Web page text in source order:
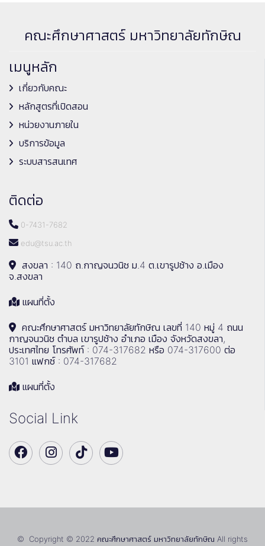
คณะศึกษาศาสตร์ มหาวิทยาลัยทักษิณ
เมนูหลัก
เกี่ยวกับคณะ
หลักสูตรที่เปิดสอน
หน่วยงานภายใน
บริการข้อมูล
ระบบสารสนเทศ
ติดต่อ
0-7431-7682
edu@tsu.ac.th
สงขลา : 140 ถ.กาญจนวนิช ม.4 ต.เขารูปช้าง อ.เมือง
จ.สงขลา
แผนที่ตั้ง
คณะศึกษาศาสตร์ มหาวิทยาลัยทักษิณ เลขที่ 140 หมู่ 4 ถนน
กาญจนวนิช ตำบล เขารูปช้าง อำเภอ เมือง จังหวัดสงขลา,
ประเทศไทย โทรศัพท์ : 074-317682 หรือ 074-317600 ต่อ
3101 แฟกซ์ : 074-317682
แผนที่ตั้ง
Social Link
© Copyright © 2022 คณะศึกษาศาสตร์ มหาวิทยาลัยทักษิณ All rights